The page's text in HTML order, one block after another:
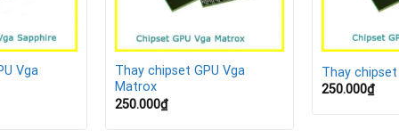
Vga
Thay chipset GPU Vga
Matrox
250.000₫
Thay chipset
250.000₫